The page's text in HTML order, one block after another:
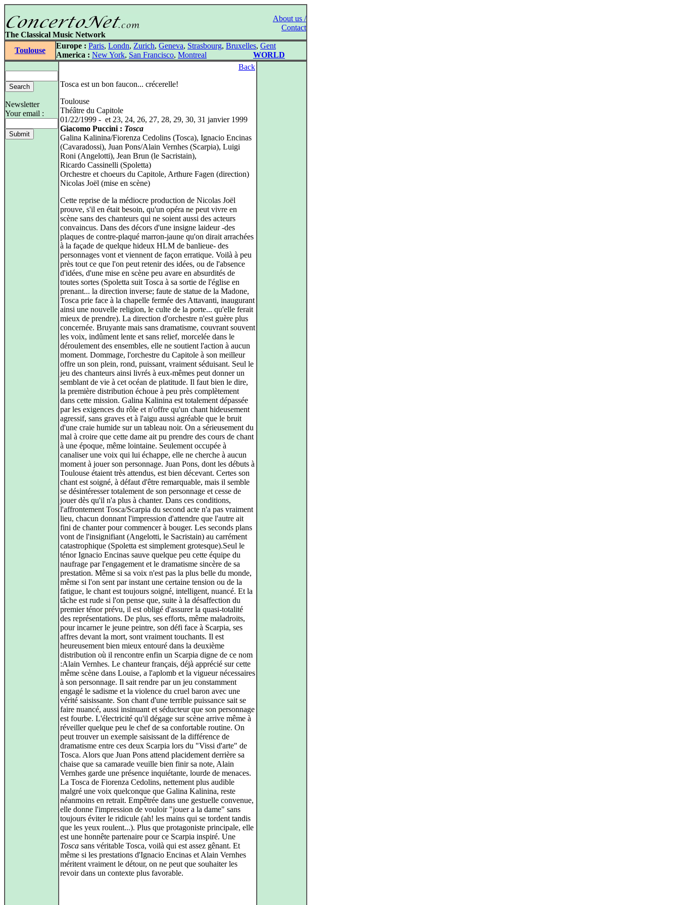
About us /
Contact
The Classical Music Network
Toulouse
Europe : Paris, Londn, Zurich, Geneva, Strasbourg, Bruxelles, Gent
America : New York, San Francisco, Montreal WORLD
Newsletter
Your email :
Back
Tosca est un bon faucon... crécerelle!
Toulouse
Théâtre du Capitole
01/22/1999 - et 23, 24, 26, 27, 28, 29, 30, 31 janvier 1999
Giacomo Puccini : Tosca
Galina Kalinina/Fiorenza Cedolins (Tosca), Ignacio Encinas
(Cavaradossi), Juan Pons/Alain Vernhes (Scarpia), Luigi
Roni (Angelotti), Jean Brun (le Sacristain),
Ricardo Cassinelli (Spoletta)
Orchestre et choeurs du Capitole, Arthure Fagen (direction)
Nicolas Joël (mise en scène)
Cette reprise de la médiocre production de Nicolas Joël
prouve, s'il en était besoin, qu'un opéra ne peut vivre en
scène sans des chanteurs qui ne soient aussi des acteurs
convaincus. Dans des décors d'une insigne laideur -des
plaques de contre-plaqué marron-jaune qu'on dirait arrachées
à la façade de quelque hideux HLM de banlieue- des
personnages vont et viennent de façon erratique. Voilà à peu
près tout ce que l'on peut retenir des idées, ou de l'absence
d'idées, d'une mise en scène peu avare en absurdités de
toutes sortes (Spoletta suit Tosca à sa sortie de l'église en
prenant... la direction inverse; faute de statue de la Madone,
Tosca prie face à la chapelle fermée des Attavanti, inaugurant
ainsi une nouvelle religion, le culte de la porte... qu'elle ferait
mieux de prendre). La direction d'orchestre n'est guère plus
concernée. Bruyante mais sans dramatisme, couvrant souvent
les voix, indûment lente et sans relief, morcelée dans le
déroulement des ensembles, elle ne soutient l'action à aucun
moment. Dommage, l'orchestre du Capitole à son meilleur
offre un son plein, rond, puissant, vraiment séduisant. Seul le
jeu des chanteurs ainsi livrés à eux-mêmes peut donner un
semblant de vie à cet océan de platitude. Il faut bien le dire,
la première distribution échoue à peu près complètement
dans cette mission. Galina Kalinina est totalement dépassée
par les exigences du rôle et n'offre qu'un chant hideusement
agressif, sans graves et à l'aigu aussi agréable que le bruit
d'une craie humide sur un tableau noir. On a sérieusement du
mal à croire que cette dame ait pu prendre des cours de chant
à une époque, même lointaine. Seulement occupée à
canaliser une voix qui lui échappe, elle ne cherche à aucun
moment à jouer son personnage. Juan Pons, dont les débuts à
Toulouse étaient très attendus, est bien décevant. Certes son
chant est soigné, à défaut d'être remarquable, mais il semble
se désintéresser totalement de son personnage et cesse de
jouer dès qu'il n'a plus à chanter. Dans ces conditions,
l'affrontement Tosca/Scarpia du second acte n'a pas vraiment
lieu, chacun donnant l'impression d'attendre que l'autre ait
fini de chanter pour commencer à bouger. Les seconds plans
vont de l'insignifiant (Angelotti, le Sacristain) au carrément
catastrophique (Spoletta est simplement grotesque).Seul le
ténor Ignacio Encinas sauve quelque peu cette équipe du
naufrage par l'engagement et le dramatisme sincère de sa
prestation. Même si sa voix n'est pas la plus belle du monde,
même si l'on sent par instant une certaine tension ou de la
fatigue, le chant est toujours soigné, intelligent, nuancé. Et la
tâche est rude si l'on pense que, suite à la désaffection du
premier ténor prévu, il est obligé d'assurer la quasi-totalité
des représentations. De plus, ses efforts, même maladroits,
pour incarner le jeune peintre, son défi face à Scarpia, ses
affres devant la mort, sont vraiment touchants. Il est
heureusement bien mieux entouré dans la deuxième
distribution où il rencontre enfin un Scarpia digne de ce nom
:Alain Vernhes. Le chanteur français, déjà apprécié sur cette
même scène dans Louise, a l'aplomb et la vigueur nécessaires
à son personnage. Il sait rendre par un jeu constamment
engagé le sadisme et la violence du cruel baron avec une
vérité saisissante. Son chant d'une terrible puissance sait se
faire nuancé, aussi insinuant et séducteur que son personnage
est fourbe. L'électricité qu'il dégage sur scène arrive même à
réveiller quelque peu le chef de sa confortable routine. On
peut trouver un exemple saisissant de la différence de
dramatisme entre ces deux Scarpia lors du "Vissi d'arte" de
Tosca. Alors que Juan Pons attend placidement derrière sa
chaise que sa camarade veuille bien finir sa note, Alain
Vernhes garde une présence inquiétante, lourde de menaces.
La Tosca de Fiorenza Cedolins, nettement plus audible
malgré une voix quelconque que Galina Kalinina, reste
néanmoins en retrait. Empêtrée dans une gestuelle convenue,
elle donne l'impression de vouloir "jouer a la dame" sans
toujours éviter le ridicule (ah! les mains qui se tordent tandis
que les yeux roulent...). Plus que protagoniste principale, elle
est une honnête partenaire pour ce Scarpia inspiré. Une
Tosca sans véritable Tosca, voilà qui est assez gênant. Et
même si les prestations d'Ignacio Encinas et Alain Vernhes
méritent vraiment le détour, on ne peut que souhaiter les
revoir dans un contexte plus favorable.